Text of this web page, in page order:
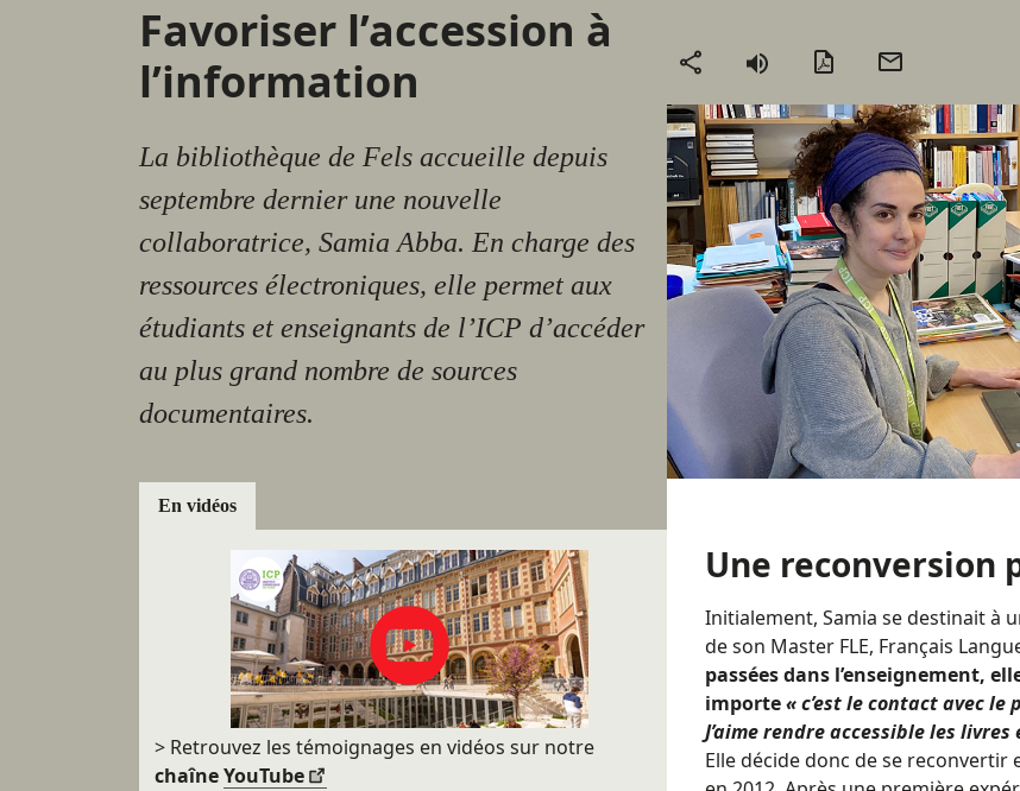
Favoriser l’accession à
l’information
La bibliothèque de Fels accueille depuis
septembre dernier une nouvelle
collaboratrice, Samia Abba. En charge des
ressources électroniques, elle permet aux
étudiants et enseignants de l’ICP d’accéder
au plus grand nombre de sources
documentaires.
En vidéos
> Retrouvez les témoignages en vidéos sur notre
chaîneYouTube
Partager
Version
mail
Une reconversion
Initialement, Samia se destinait à
de son Master FLE, Français
passées dans l’enseignement,
importe« c’est le contact avec
J’aime rendre accessible les
Elle décide donc de se